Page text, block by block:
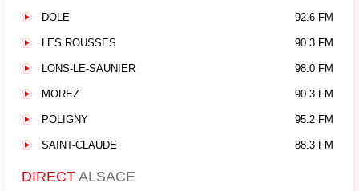
DOLE 92.6 FM
LES ROUSSES 90.3 FM
LONS-LE-SAUNIER 98.0 FM
MOREZ 90.3 FM
POLIGNY 95.2 FM
SAINT-CLAUDE 88.3 FM
DIRECT ALSACE